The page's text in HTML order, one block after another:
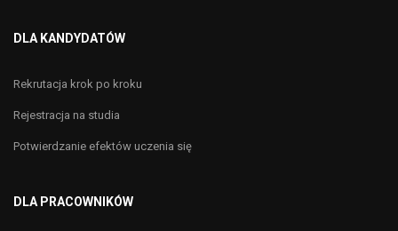
DLA KANDYDATÓW
Rekrutacja krok po kroku
Rejestracja na studia
Potwierdzanie efektów uczenia się
DLA PRACOWNIKÓW